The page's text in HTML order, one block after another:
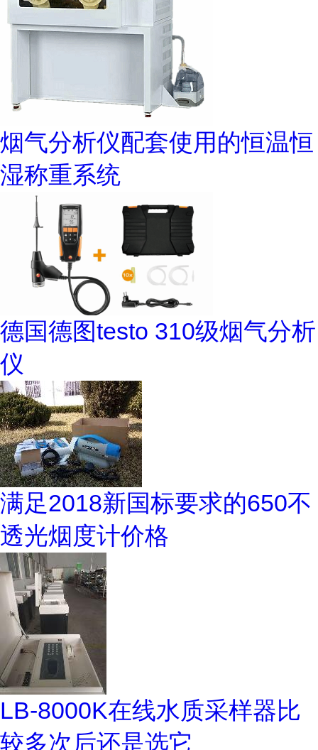
烟气分析仪配套使用的恒温恒
湿称重系统
德国德图testo 310级烟气分析
仪
满足2018新国标要求的650不
透光烟度计价格
LB-8000K在线水质采样器比
较多次后还是选它